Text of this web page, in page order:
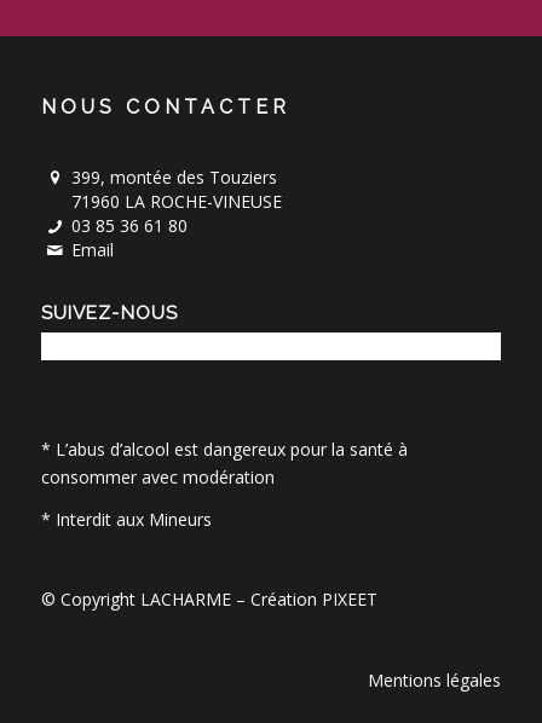
NOUS CONTACTER
399, montée des Touziers
71960 LA ROCHE-VINEUSE
03 85 36 61 80
Email
SUIVEZ-NOUS
* L’abus d’alcool est dangereux pour la santé à
consommer avec modération
* Interdit aux Mineurs
© Copyright LACHARME – Création PIXEET
Mentions légales